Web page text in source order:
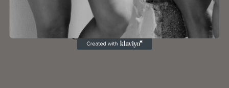
Das könnte Ihnen auch
gefallen 🤩